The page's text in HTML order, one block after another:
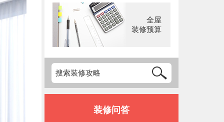
全屋
装修预算
装修问答